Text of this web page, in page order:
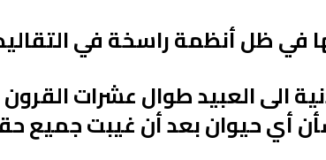
في ظل أنظمة راسخة في
الى العبيد طوال عشرات القرون
أي حيوان بعد أن غيبت جميع